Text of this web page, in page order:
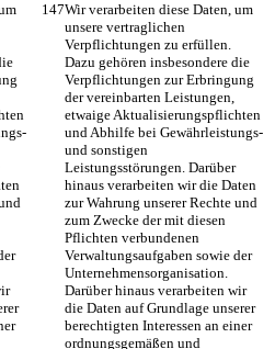
Wir verarbeiten diese Daten, um
unsere vertraglichen
Verpflichtungen zu erfüllen.
Dazu gehören insbesondere die
Verpflichtungen zur Erbringung
der vereinbarten Leistungen,
etwaige Aktualisierungspflichten
und Abhilfe bei Gewährleistungs-
und sonstigen
Leistungsstörungen. Darüber
hinaus verarbeiten wir die Daten
zur Wahrung unserer Rechte und
zum Zwecke der mit diesen
Pflichten verbundenen
Verwaltungsaufgaben sowie der
Unternehmensorganisation.
Darüber hinaus verarbeiten wir
die Daten auf Grundlage unserer
berechtigten Interessen an einer
ordnungsgemäßen und